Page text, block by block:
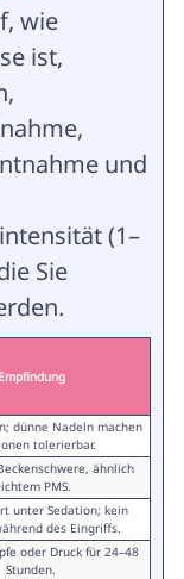
wie
ist,
und
(1–
Sie
Empfindung
dünne Nadeln machen
tolerierbar.
ähnlich
PMS.
unter Sedation; kein
des Eingriffs.
oder Druck für 24–48
Stunden.